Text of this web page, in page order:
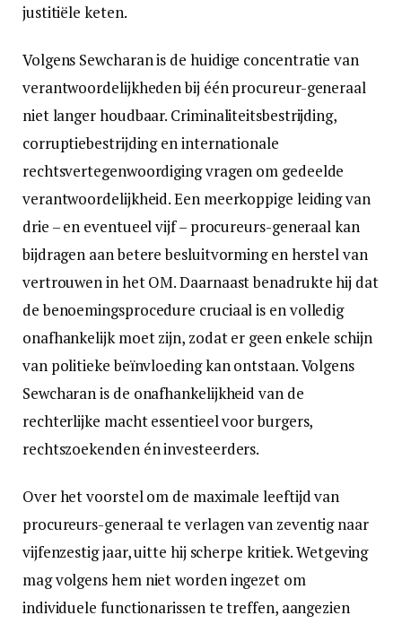
justitiële keten.
Volgens Sewcharan is de huidige concentratie van
verantwoordelijkheden bij één procureur-generaal
niet langer houdbaar. Criminaliteitsbestrijding,
corruptiebestrijding en internationale
rechtsvertegenwoordiging vragen om gedeelde
verantwoordelijkheid. Een meerkoppige leiding van
drie – en eventueel vijf – procureurs-generaal kan
bijdragen aan betere besluitvorming en herstel van
vertrouwen in het OM. Daarnaast benadrukte hij dat
de benoemingsprocedure cruciaal is en volledig
onafhankelijk moet zijn, zodat er geen enkele schijn
van politieke beïnvloeding kan ontstaan. Volgens
Sewcharan is de onafhankelijkheid van de
rechterlijke macht essentieel voor burgers,
rechtszoekenden én investeerders.
Over het voorstel om de maximale leeftijd van
procureurs-generaal te verlagen van zeventig naar
vijfenzestig jaar, uitte hij scherpe kritiek. Wetgeving
mag volgens hem niet worden ingezet om
individuele functionarissen te treffen, aangezien